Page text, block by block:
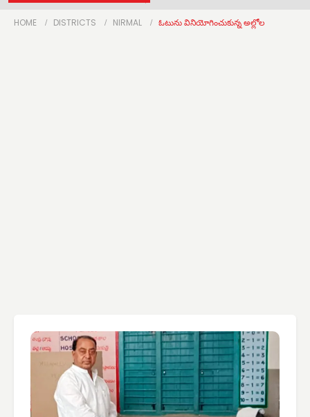
HOME DISTRICTS NIRMAL ఓటును వినియోగించుకున్న అల్లోల